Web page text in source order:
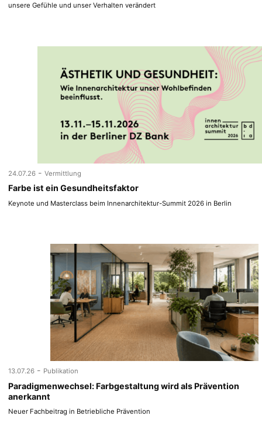
unsere Gefühle und unser Verhalten verändert
24.07.26 - Vermittlung
Farbe ist ein Gesundheitsfaktor
Keynote und Masterclass beim Innenarchitektur-Summit 2026 in Berlin
13.07.26 - Publikation
Paradigmenwechsel: Farbgestaltung wird als Prävention
anerkannt
Neuer Fachbeitrag in Betriebliche Prävention